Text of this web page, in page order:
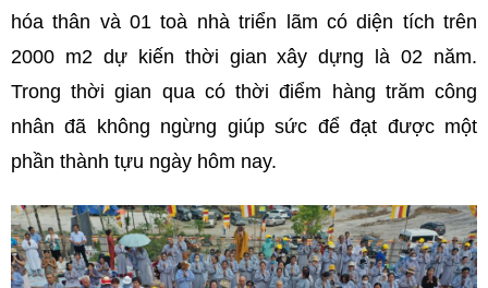
hóa thân và 01 toà nhà triển lãm có diện tích trên
2000 m2 dự kiến thời gian xây dựng là 02 năm.
Trong thời gian qua có thời điểm hàng trăm công
nhân đã không ngừng giúp sức để đạt được một
phần thành tựu ngày hôm nay.